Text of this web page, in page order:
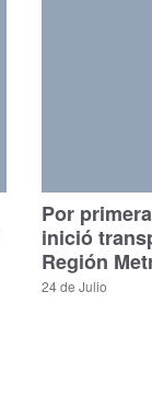
Por
inició
Región
24 de Julio